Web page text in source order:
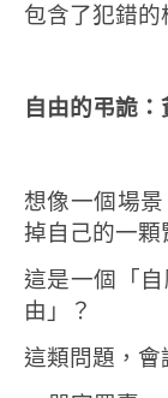
包含了犯錯的
自由的弔詭
想像一個場
掉自己的一顆
這是一個「
由」？
這類問題，會